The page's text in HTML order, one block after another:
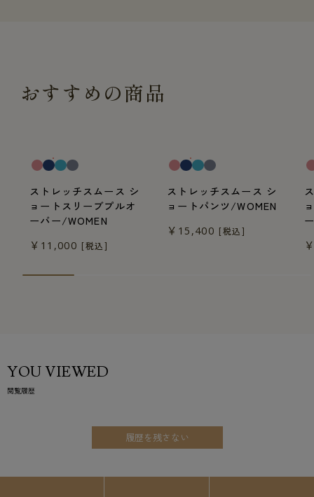
おすすめの商品
ストレッチスムース シ
ョートスリーブプルオ
ーバー/WOMEN
￥11,000 [税込]
ストレッチスムース シ
ョートパンツ/WOMEN
￥15,400 [税込]
YOU VIEWED
閲覧履歴
履歴を残さない